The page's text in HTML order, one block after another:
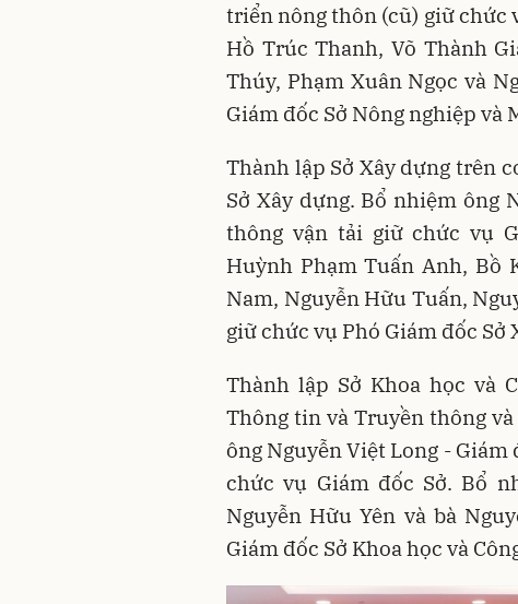
triển nông thôn (cũ) giữ chức
Hồ Trúc Thanh, Võ Thành
Thúy, Phạm Xuân Ngọc và
Giám đốc Sở Nông nghiệp và
Thành lập Sở Xây dựng trên
Sở Xây dựng. Bổ nhiệm ông
thông vận tải giữ chức vụ
Huỳnh Phạm Tuấn Anh, Bồ
Nam, Nguyễn Hữu Tuấn,
giữ chức vụ Phó Giám đốc Sở
Thành lập Sở Khoa học và
Thông tin và Truyền thông
ông Nguyễn Việt Long - Giám
chức vụ Giám đốc Sở. Bổ
Nguyễn Hữu Yên và bà
Giám đốc Sở Khoa học và